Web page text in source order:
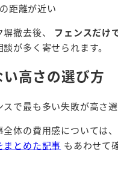
距離が近い
撤去後、 フェンスだけ
談が多く寄せられます。
高さの選び方
で最も多い失敗が高さ選
全体の費用感については、
まとめた記事 もあわせて